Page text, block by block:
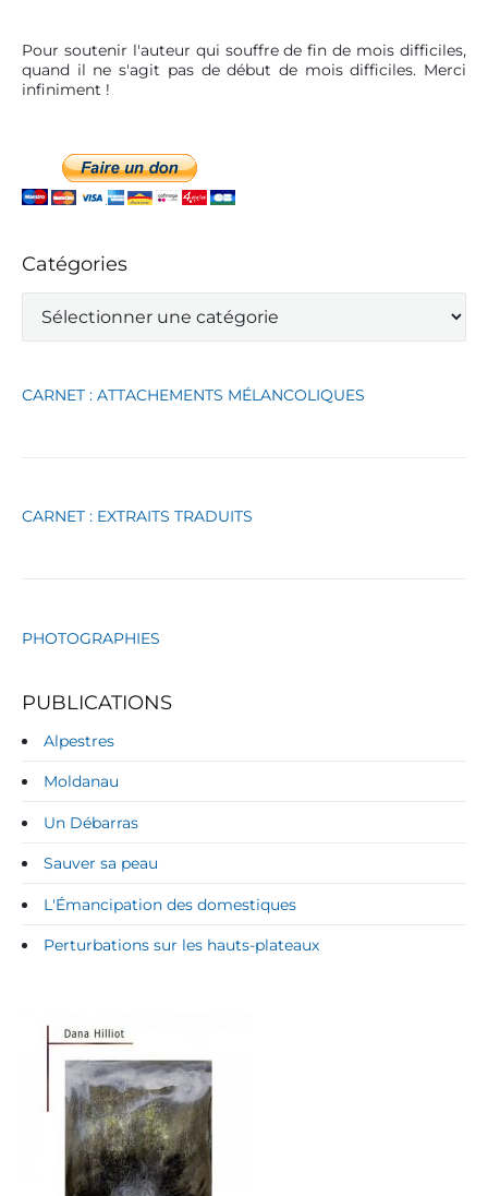
Pour soutenir l'auteur qui souffre de fin de mois difficiles,
quand il ne s'agit pas de début de mois difficiles. Merci
infiniment !
Catégories
t
o
CARNET : ATTACHEMENTS MÉLANCOLIQUES
CARNET : EXTRAITS TRADUITS
PHOTOGRAPHIES
PUBLICATIONS
Alpestres
Moldanau
Un Débarras
Sauver sa peau
L'Émancipation des domestiques
Perturbations sur les hauts-plateaux